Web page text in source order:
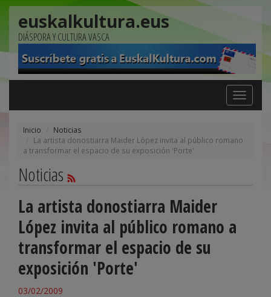
euskalkultura.eus
DIÁSPORA Y CULTURA VASCA
Toggle
navigation
Inicio
Noticias
La artista donostiarra Maider López invita al público romano
a transformar el espacio de su exposición 'Porte'
Noticias
La artista donostiarra Maider
López invita al público romano a
transformar el espacio de su
exposición 'Porte'
03/02/2009